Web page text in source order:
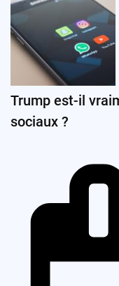
Trump est-il
sociaux ?